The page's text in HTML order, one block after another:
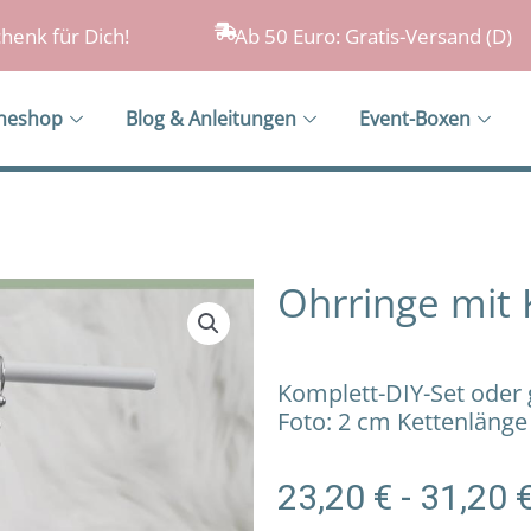
für Dich! Ab 50 Euro: Gratis-Versand (D)
Blog & Anleitungen Event-Boxen
Ohrringe mit
Komplett-DIY-Set
Foto: 2 cm Kettenlänge
23,20 € - 31,20